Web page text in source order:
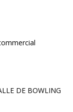
DE BOWLING